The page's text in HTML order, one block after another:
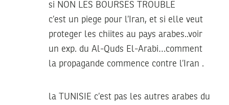
si NON LES BOURSES TROUBLE
c’est un piege pour l’Iran, et si elle veut
proteger les chiites au pays arabes..voir
un exp. du Al-Quds El-Arabi…comment
la propagande commence contre l’Iran .
la TUNISIE c’est pas les autres arabes du